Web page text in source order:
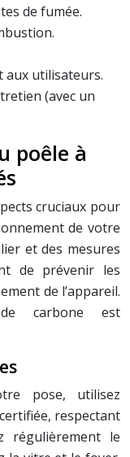
de fumée.
aux utilisateurs.
(avec un
poêle à
cruciaux pour
de votre
et des mesures
de prévenir les
de l’appareil.
carbone est
pose, utilisez
respectant
régulièrement le